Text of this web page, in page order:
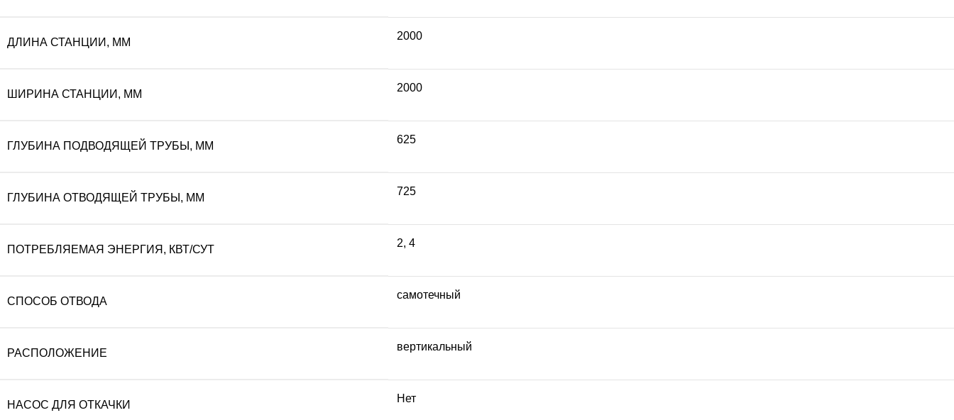
ДЛИНА СТАНЦИИ, ММ
2000
ШИРИНА СТАНЦИИ, ММ
2000
ГЛУБИНА ПОДВОДЯЩЕЙ ТРУБЫ, ММ
625
ГЛУБИНА ОТВОДЯЩЕЙ ТРУБЫ, ММ
725
ПОТРЕБЛЯЕМАЯ ЭНЕРГИЯ, КВТ/СУТ
2, 4
СПОСОБ ОТВОДА
самотечный
РАСПОЛОЖЕНИЕ
вертикальный
НАСОС ДЛЯ ОТКАЧКИ
Нет